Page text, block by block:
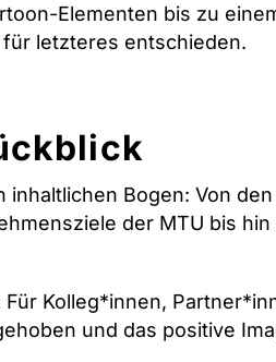
Elementen bis zu
letzteres entschieden.
Bogen: Von
der MTU bis hin
Kolleg*innen,
und das positive